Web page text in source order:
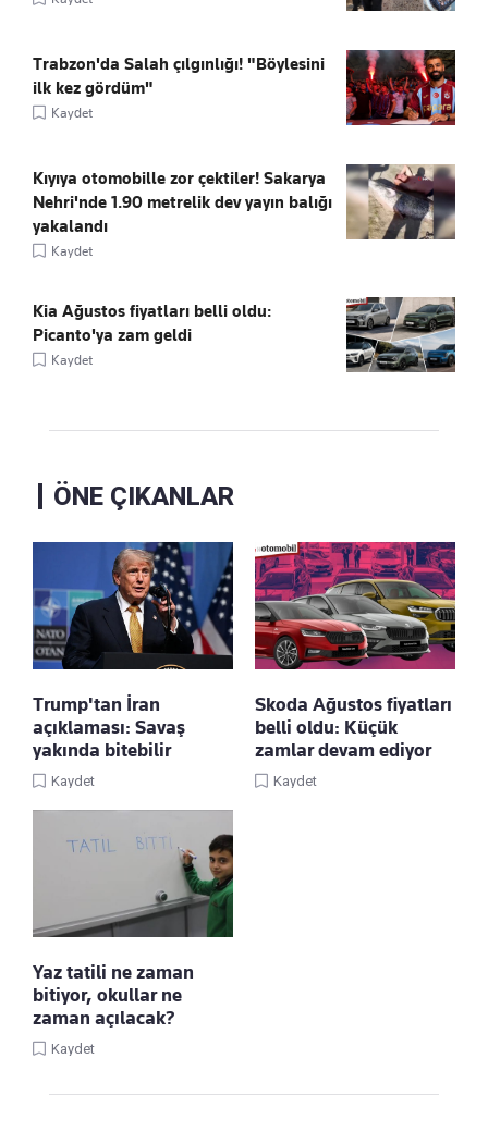
Trabzon'da Salah çılgınlığı! "Böylesini
ilk kez gördüm"
Kaydet
Kıyıya otomobille zor çektiler! Sakarya
Nehri'nde 1.90 metrelik dev yayın balığı
yakalandı
Kaydet
Kia Ağustos fiyatları belli oldu:
Picanto'ya zam geldi
Kaydet
ÖNE ÇIKANLAR
Trump'tan İran
açıklaması: Savaş
yakında bitebilir
Kaydet
Skoda Ağustos fiyatları
belli oldu: Küçük
zamlar devam ediyor
Kaydet
Yaz tatili ne zaman
bitiyor, okullar ne
zaman açılacak?
Kaydet